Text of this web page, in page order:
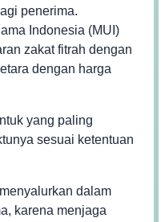
penerima.
Indonesia (MUI)
zakat fitrah dengan
dengan harga
yang paling
sesuai ketentuan
dalam
karena menjaga